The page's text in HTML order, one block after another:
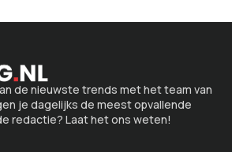
de nieuwste trends met het team van
je dagelijks de meest opvallende
redactie? Laat het ons weten!